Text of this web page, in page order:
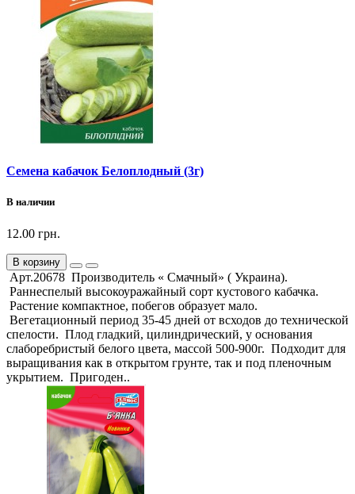
Семена кабачок Белоплодный (3г)
В наличии
12.00 грн.
В корзину
Арт.20678 Производитель « Смачный» ( Украина).
Раннеспелый высокоуражайный сорт кустового кабачка.
Растение компактное, побегов образует мало.
Вегетационный период 35-45 дней от всходов до технической
спелости. Плод гладкий, цилиндрический, у основания
слаборебристый белого цвета, массой 500-900г. Подходит для
выращивания как в открытом грунте, так и под пленочным
укрытием. Пригоден..